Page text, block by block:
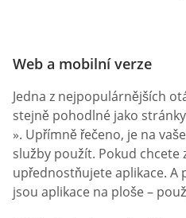
Web a mobilní verze
Jedna z nejpopulárnějších
stejně pohodlné jako
». Upřímně řečeno, je na
služby použít. Pokud chcete
upřednostňujete aplikace. A
jsou aplikace na ploše –